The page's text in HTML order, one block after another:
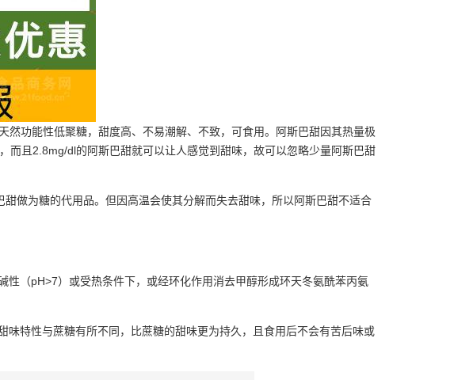
功能性低聚糖，甜度高、不易潮解、不致，可食用。阿斯巴甜因其热量极
且2.8mg/dl的阿斯巴甜就可以让人感觉到甜味，故可以忽略少量阿斯巴甜
做为糖的代用品。但因高温会使其分解而失去甜味，所以阿斯巴甜不适合
（pH>7）或受热条件下，或经环化作用消去甲醇形成环天冬氨酰苯丙氨
味特性与蔗糖有所不同，比蔗糖的甜味更为持久，且食用后不会有苦后味或